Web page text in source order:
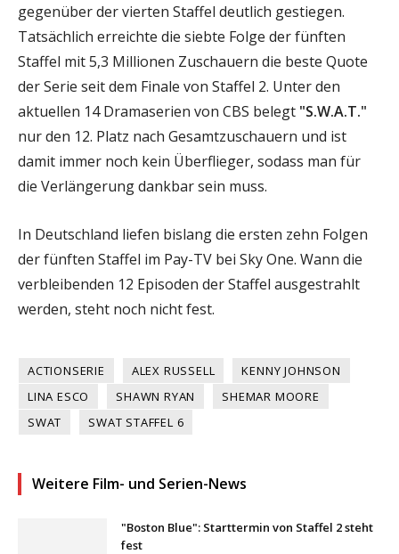
gegenüber der vierten Staffel deutlich gestiegen.
Tatsächlich erreichte die siebte Folge der fünften
Staffel mit 5,3 Millionen Zuschauern die beste Quote
der Serie seit dem Finale von Staffel 2. Unter den
aktuellen 14 Dramaserien von CBS belegt "S.W.A.T."
nur den 12. Platz nach Gesamtzuschauern und ist
damit immer noch kein Überflieger, sodass man für
die Verlängerung dankbar sein muss.
In Deutschland liefen bislang die ersten zehn Folgen
der fünften Staffel im Pay-TV bei Sky One. Wann die
verbleibenden 12 Episoden der Staffel ausgestrahlt
werden, steht noch nicht fest.
ACTIONSERIE ALEX RUSSELL
KENNY JOHNSON
LINA ESCO
SHAWN RYAN
SHEMAR MOORE
SWAT
SWAT STAFFEL 6
Weitere Film- und Serien-News
"Boston Blue": Starttermin von Staffel 2 steht
fest